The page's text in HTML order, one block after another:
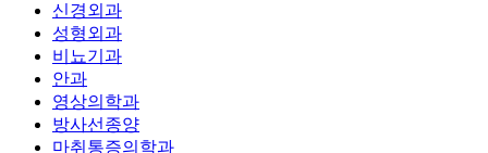
신경외과
성형외과
비뇨기과
안과
영상의학과
방사선종양
마취통증의학과